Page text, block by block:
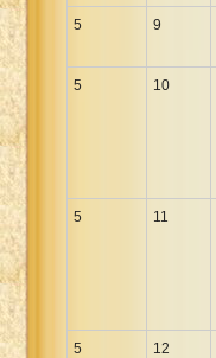
5 9
5 10
5 11
5 12